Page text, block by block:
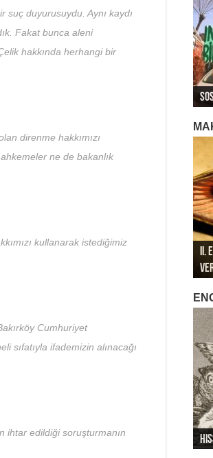
suç duyurusuydu. Aynı kaydı
Fakat bunca aleni
hakkında herhangi bir
direnme hakkımızı
ne de bakanlık
kullanarak istediğimiz
Cumhuriyet
sıfatıyla ifademizin alınacağı
ihtar edildiği soruşturmanın